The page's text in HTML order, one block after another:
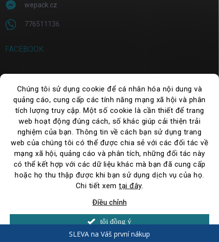
Chúng tôi sử dụng cookie để cá nhân hóa nội dung và
quảng cáo, cung cấp các tính năng mạng xã hội và phân
tích lượng truy cập. Một số cookie là cần thiết để trang
web hoạt động đúng cách, số khác giúp cải thiện trải
nghiệm của bạn. Thông tin về cách bạn sử dụng trang
web của chúng tôi có thể được chia sẻ với các đối tác về
mạng xã hội, quảng cáo và phân tích, những đối tác này
có thể kết hợp với các dữ liệu khác mà bạn đã cung cấp
hoặc họ thu thập được khi bạn sử dụng dịch vụ của họ.
Chi tiết xemtại đây.
Điều chỉnh
tôi đồng ý
Mới: Nhận miễn phí vận chuyển từ 2.500 CZK chưa bao
gồm VAT – đặt hàng ngay hôm nay
wepack.cz
776511136
FACEBOOK
TÌM KIẾM
Tìm
kiếm
. Đã đăng ký Bản quyền.
đặt cookie
SLEVA na Váš první nákup